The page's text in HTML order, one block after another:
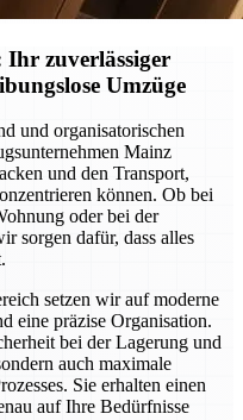
Ihr zuverlässiger
Umzüge
und organisatorischen
Mainz
und den Transport,
können. Ob bei
oder bei der
sorgen dafür, dass alles
setzen wir auf moderne
eine präzise Organisation.
bei der Lagerung und
auch maximale
Sie erhalten einen
auf Ihre Bedürfnisse